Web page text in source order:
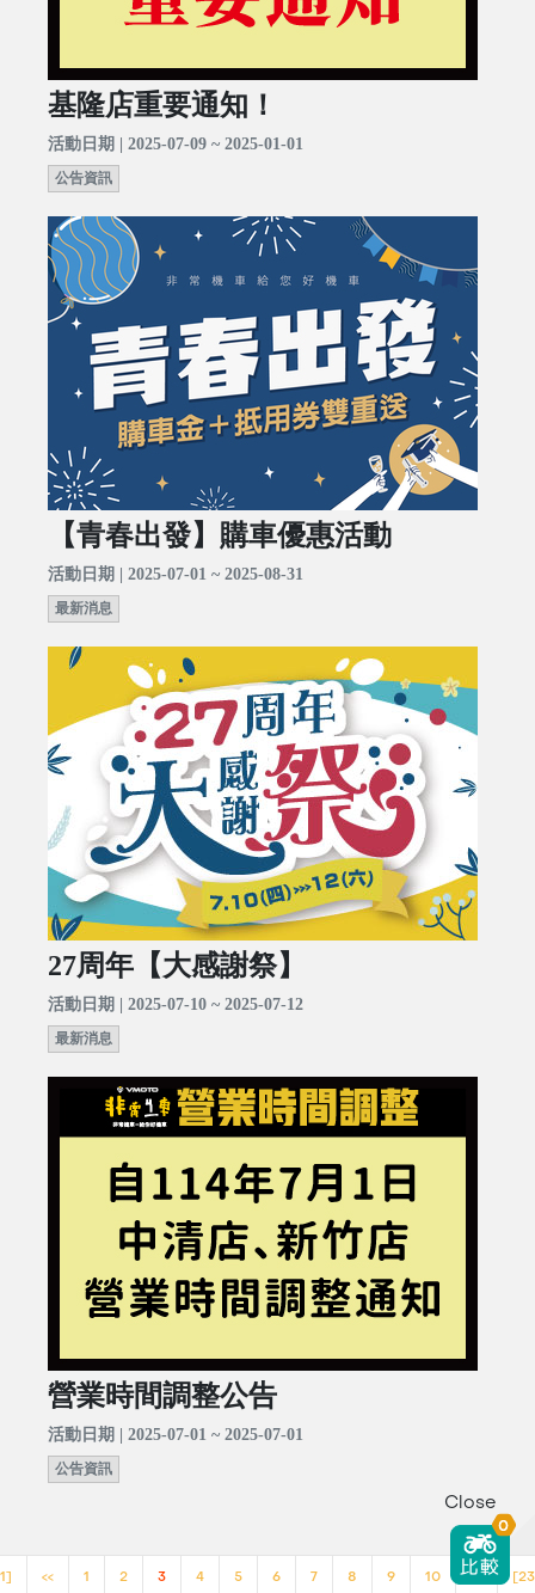
基隆店重要通知！
活動日期 | 2025-07-09 ~ 2025-01-01
公告資訊
【青春出發】購車優惠活動
活動日期 | 2025-07-01 ~ 2025-08-31
最新消息
27周年【大感謝祭】
活動日期 | 2025-07-10 ~ 2025-07-12
最新消息
營業時間調整公告
活動日期 | 2025-07-01 ~ 2025-07-01
公告資訊
<< 1 2 3 4 5 6 7 8 9 10 >>
Close
0